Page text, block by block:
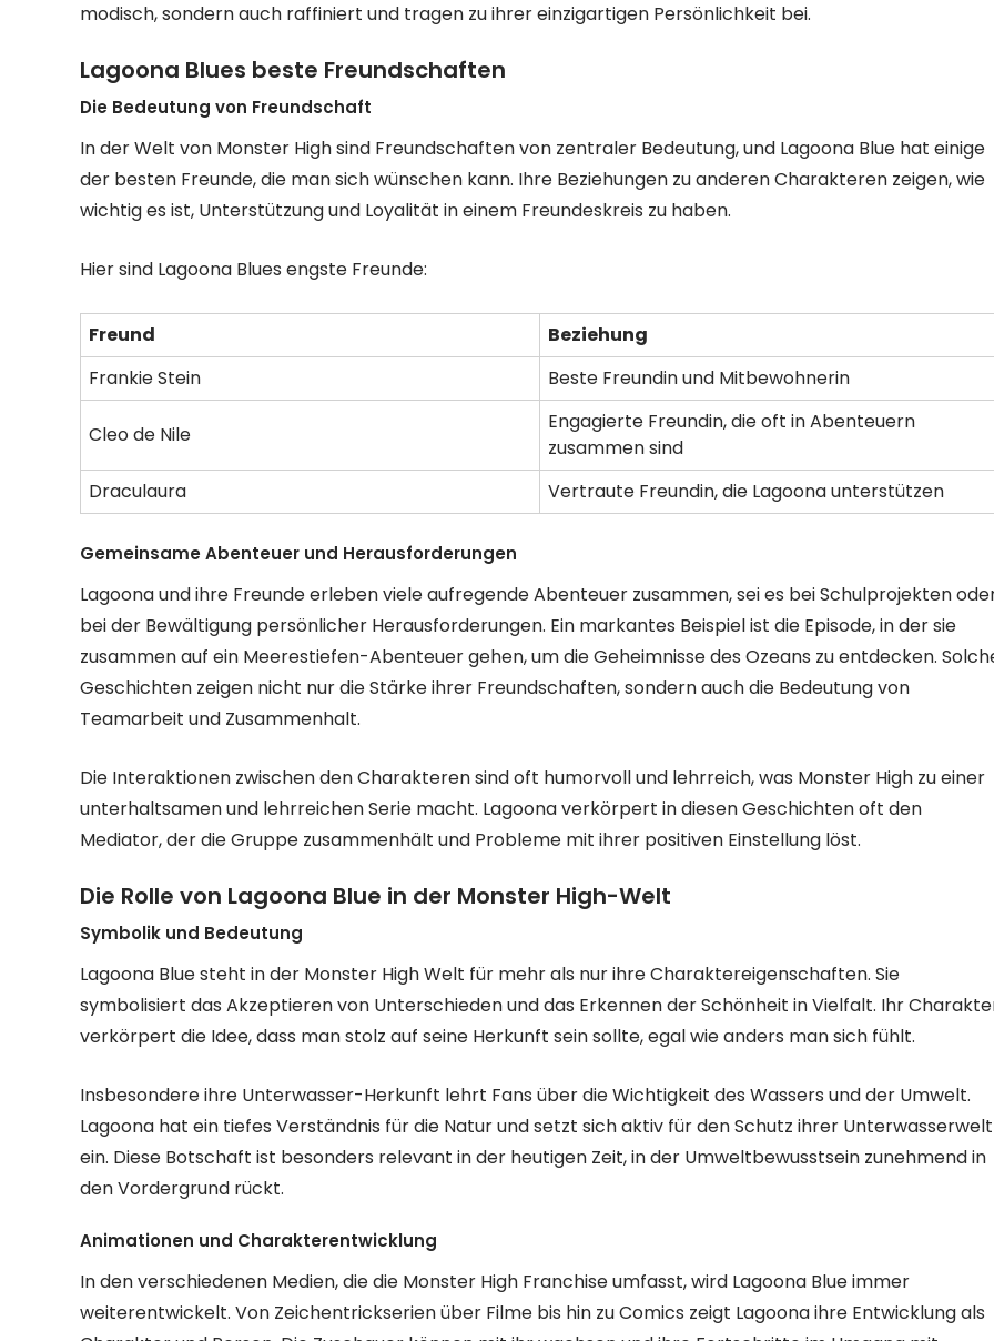
modisch, sondern auch raffiniert und tragen zu ihrer einzigartigen Persönlichkeit bei.
Lagoona Blues beste Freundschaften
Die Bedeutung von Freundschaft
In der Welt von Monster High sind Freundschaften von zentraler Bedeutung, und Lagoona Blue hat einige
der besten Freunde, die man sich wünschen kann. Ihre Beziehungen zu anderen Charakteren zeigen, wie
wichtig es ist, Unterstützung und Loyalität in einem Freundeskreis zu haben.
Hier sind Lagoona Blues engste Freunde:
Freund
Beziehung
Frankie Stein
Beste Freundin und Mitbewohnerin
Cleo de Nile
Engagierte Freundin, die oft in Abenteuern
zusammen sind
Draculaura
Vertraute Freundin, die Lagoona unterstützen
Gemeinsame Abenteuer und Herausforderungen
Lagoona und ihre Freunde erleben viele aufregende Abenteuer zusammen, sei es bei Schulprojekten
bei der Bewältigung persönlicher Herausforderungen. Ein markantes Beispiel ist die Episode, in der sie
zusammen auf ein Meerestiefen-Abenteuer gehen, um die Geheimnisse des Ozeans zu entdecken.
Geschichten zeigen nicht nur die Stärke ihrer Freundschaften, sondern auch die Bedeutung von
Teamarbeit und Zusammenhalt.
Die Interaktionen zwischen den Charakteren sind oft humorvoll und lehrreich, was Monster High zu einer
unterhaltsamen und lehrreichen Serie macht. Lagoona verkörpert in diesen Geschichten oft den
Mediator, der die Gruppe zusammenhält und Probleme mit ihrer positiven Einstellung löst.
Die Rolle von Lagoona Blue in der Monster High-Welt
Symbolik und Bedeutung
Lagoona Blue steht in der Monster High Welt für mehr als nur ihre Charaktereigenschaften. Sie
symbolisiert das Akzeptieren von Unterschieden und das Erkennen der Schönheit in Vielfalt. Ihr
verkörpert die Idee, dass man stolz auf seine Herkunft sein sollte, egal wie anders man sich fühlt.
Insbesondere ihre Unterwasser-Herkunft lehrt Fans über die Wichtigkeit des Wassers und der Umwelt.
Lagoona hat ein tiefes Verständnis für die Natur und setzt sich aktiv für den Schutz ihrer Unterwasserwelt
ein. Diese Botschaft ist besonders relevant in der heutigen Zeit, in der Umweltbewusstsein zunehmend in
den Vordergrund rückt.
Animationen und Charakterentwicklung
In den verschiedenen Medien, die die Monster High Franchise umfasst, wird Lagoona Blue immer
weiterentwickelt. Von Zeichentrickserien über Filme bis hin zu Comics zeigt Lagoona ihre Entwicklung als